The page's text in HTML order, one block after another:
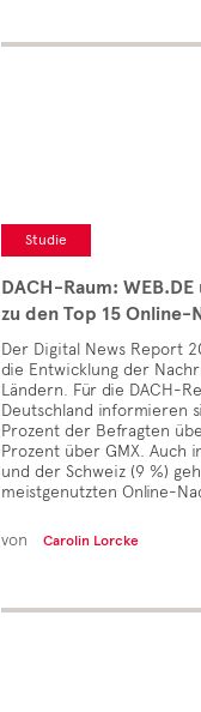
Studie
DACH-Raum:
zu den Top 15
Der Digital News Report
die Entwicklung der
Ländern. Für die DACH-
Deutschland informieren
Prozent der Befragten
Prozent über GMX. Auch
und der Schweiz (9 %)
meistgenutzten Online-
von Carolin Lorcke